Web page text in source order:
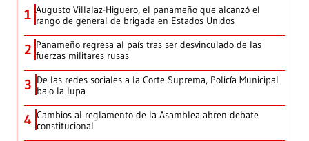
1 Augusto Villalaz-Higuero, el panameño que alcanzó el
rango de general de brigada en Estados Unidos
2 Panameño regresa al país tras ser desvinculado de las
fuerzas militares rusas
3 De las redes sociales a la Corte Suprema, Policía Municipal
bajo la lupa
4 Cambios al reglamento de la Asamblea abren debate
constitucional